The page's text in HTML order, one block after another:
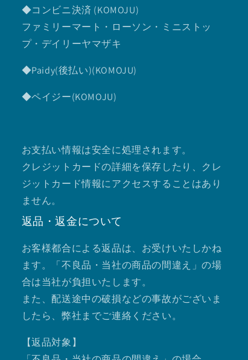
◆コンビニ決済 (KOMOJU)
ファミリーマート・ローソン・ミニストッ
プ・デイリーヤマザキ
◆Paidy(後払い)(KOMOJU)
◆ペイジー(KOMOJU)
お支払い情報は安全に処理されます。
クレジットカードの詳細を保存したり、クレ
ジットカード情報にアクセスすることはあり
ません。
返品・返金について
お客様都合による返品は、お受けいたしかね
ます。「不良品・当社の商品の間違え」の場
合は当社が負担いたします。
また、配送途中の破損などの事故がございま
したら、弊社までご連絡ください。
【返品対象】